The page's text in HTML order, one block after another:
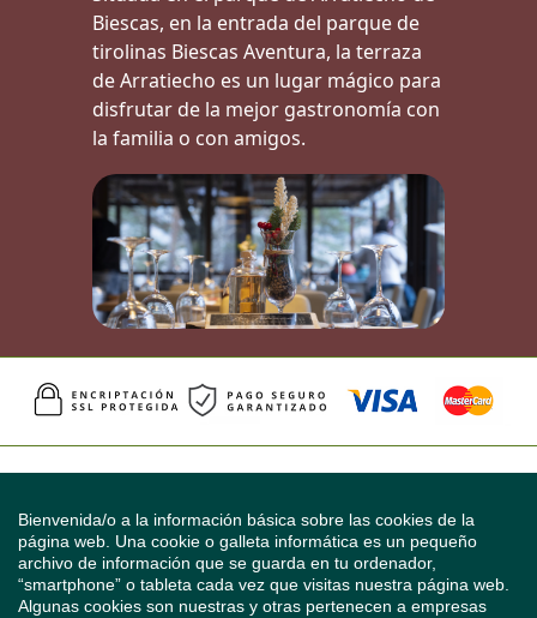
Bienvenida/o a la información básica sobre las cookies de la
página web. Una cookie o galleta informática es un pequeño
archivo de información que se guarda en tu ordenador,
“smartphone” o tableta cada vez que visitas nuestra página web.
Algunas cookies son nuestras y otras pertenecen a empresas
Biescas, en la entrada del parque de
tirolinas Biescas Aventura, la terraza
de Arratiecho es un lugar mágico para
disfrutar de la mejor gastronomía con
la familia o con amigos.